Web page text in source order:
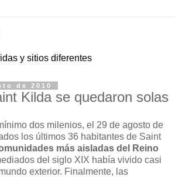
y sitios diferentes
de 2010
Kilda se quedaron solas
dos milenios, el 29 de agosto de
los últimos 36 habitantes de Saint
más aisladas del Reino
del siglo XIX había vivido casi
exterior. Finalmente, las